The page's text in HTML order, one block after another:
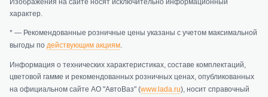
Изображения на сайте носят исключительно информационный
характер.
* — Рекомендованные розничные цены указаны с учетом максимальной
выгоды по действующим акциям.
Информация о технических характеристиках, составе комплектаций,
цветовой гамме и рекомендованных розничных ценах, опубликованных
на официальном сайте АО "АвтоВаз" (www.lada.ru), носит справочный